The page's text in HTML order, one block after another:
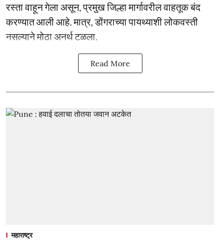
रस्ता वाहून गेला असून, प्रमुख जिल्हा मार्गावरील वाहतूक बंद
करण्यात आली आहे. मात्र, डोंगराच्या पायथ्याशी लोकवस्ती
नसल्याने मोठा अनर्थ टळला.
Read More
महाराष्ट्र